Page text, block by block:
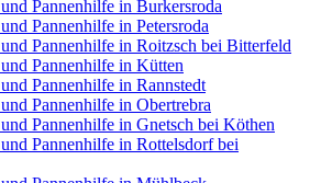
Pannenhilfe in Burkersroda
Pannenhilfe in Petersroda
Pannenhilfe in Roitzsch bei Bitterfeld
Pannenhilfe in Kütten
Pannenhilfe in Rannstedt
Pannenhilfe in Obertrebra
Pannenhilfe in Gnetsch bei Köthen
Pannenhilfe in Rottelsdorf bei